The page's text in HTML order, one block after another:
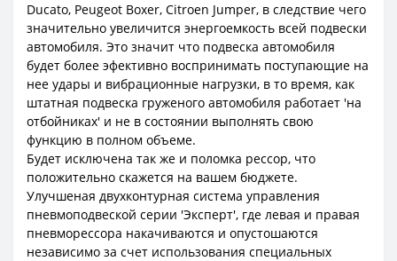
Ducato, Peugeot Boxer, Citroen Jumper, в следствие чего
значительно увеличится энергоемкость всей подвески
автомобиля. Это значит что подвеска автомобиля
будет более эфективно воспринимать поступающие на
нее удары и вибрационные нагрузки, в то время, как
штатная подвеска груженого автомобиля работает 'на
отбойниках' и не в состоянии выполнять свою
функцию в полном объеме.
Будет исключена так же и поломка рессор, что
положительно скажется на вашем бюджете.
Улучшеная двухконтурная система управления
пневмоподвеской серии 'Эксперт', где левая и правая
пневморессора накачиваются и опустошаются
независимо за счет использования специальных